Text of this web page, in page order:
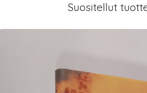
Suositellut